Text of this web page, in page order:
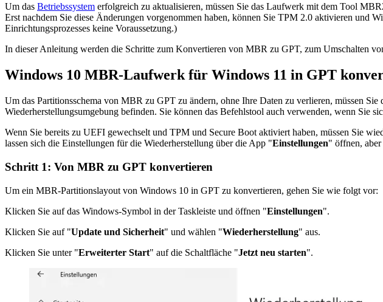
Um das Betriebssystem erfolgreich zu aktualisieren, müssen Sie das Laufwerk mit dem Tool
Erst nachdem Sie diese Änderungen vorgenommen haben, können Sie TPM 2.0 aktivieren und
Einrichtungsprozesses keine Voraussetzung.)
In dieser Anleitung werden die Schritte zum Konvertieren von MBR zu GPT, zum Umschalten
Windows 10 MBR-Laufwerk für Windows 11 in GPT
Um das Partitionsschema von MBR zu GPT zu ändern, ohne Ihre Daten zu verlieren, müssen
Wiederherstellungsumgebung befinden. Sie können das Befehlstool auch verwenden, wenn Sie
Wenn Sie bereits zu UEFI gewechselt und TPM und Secure Boot aktiviert haben, müssen Sie
lassen sich die Einstellungen für die Wiederherstellung über die App "Einstellungen" öffnen,
Schritt 1: Von MBR zu GPT konvertieren
Um ein MBR-Partitionslayout von Windows 10 in GPT zu konvertieren, gehen Sie wie folgt vor:
Klicken Sie auf das Windows-Symbol in der Taskleiste und öffnen "Einstellungen".
Klicken Sie auf "Update und Sicherheit" und wählen "Wiederherstellung" aus.
Klicken Sie unter "Erweiterter Start" auf die Schaltfläche "Jetzt neu starten".